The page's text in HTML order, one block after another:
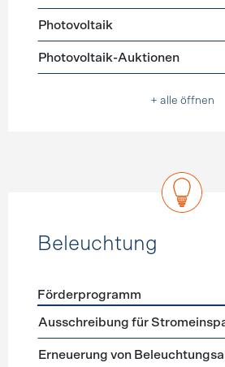
Photovoltaik
Photovoltaik-Auktionen
+ alle öffnen
Beleuchtung
Förderprogramme Beleuchtung
Förderprogramm
Ausschreibung für
Erneuerung von